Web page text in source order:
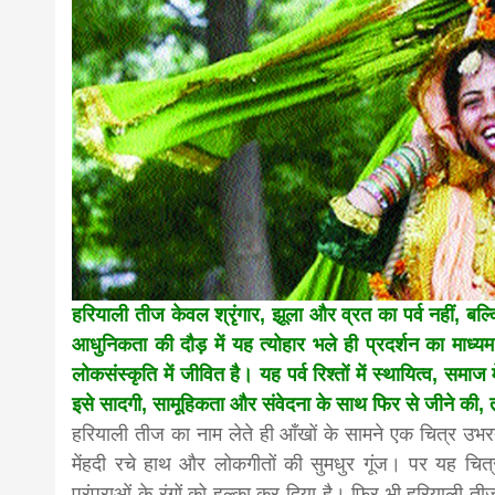
news,
khabar
हरियाली तीज केवल श्रृंगार, झूला और व्रत का पर्व नहीं,
आधुनिकता की दौड़ में यह त्योहार भले ही प्रदर्शन का
लोकसंस्कृति में जीवित है। यह पर्व रिश्तों में स्थायित्व,
इसे सादगी, सामूहिकता और संवेदना के साथ फिर से जीने
हरियाली तीज का नाम लेते ही आँखों के सामने एक चित्र
मेंहदी रचे हाथ और लोकगीतों की सुमधुर गूंज। पर यह